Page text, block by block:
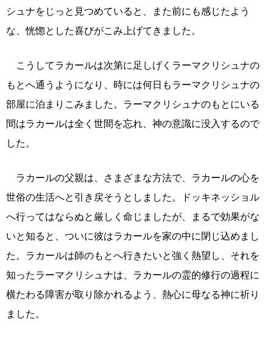
シュナをじっと見つめていると、また前にも感じたよう
な、恍惚とした喜びがこみ上げてきました。
こうしてラカールは次第に足しげくラーマクリシュナの
もとへ通うようになり、時には何日もラーマクリシュナの
部屋に泊まりこみました。ラーマクリシュナのもとにいる
間はラカールは全く世間を忘れ、神の意識に没入するので
した。
ラカールの父親は、さまざまな方法で、ラカールの心を
世俗の生活へと引き戻そうとしました。ドッキネッショル
へ行ってはならぬと厳しく命じましたが、まるで効果がな
いと知ると、ついに彼はラカールを家の中に閉じ込めまし
た。ラカールは師のもとへ行きたいと強く熱望し、それを
知ったラーマクリシュナは、ラカールの霊的修行の過程に
横たわる障害が取り除かれるよう、熱心に母なる神に祈り
ました。